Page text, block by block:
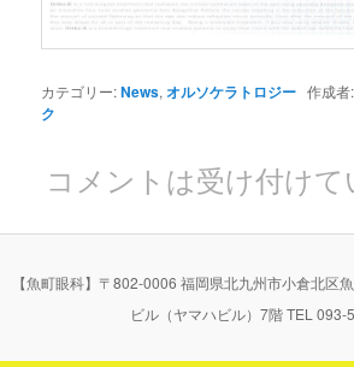
カテゴリー:News,オルソケラトロジー 作成
ク
コメントは受け付けて
【魚町眼科】〒802-0006 福岡県北九州市小倉北区
ビル（ヤマハビル）7階 TEL 093-